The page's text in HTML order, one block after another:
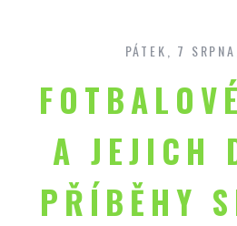
PÁTEK, 7
A JEJICH
PŘÍBĚHY